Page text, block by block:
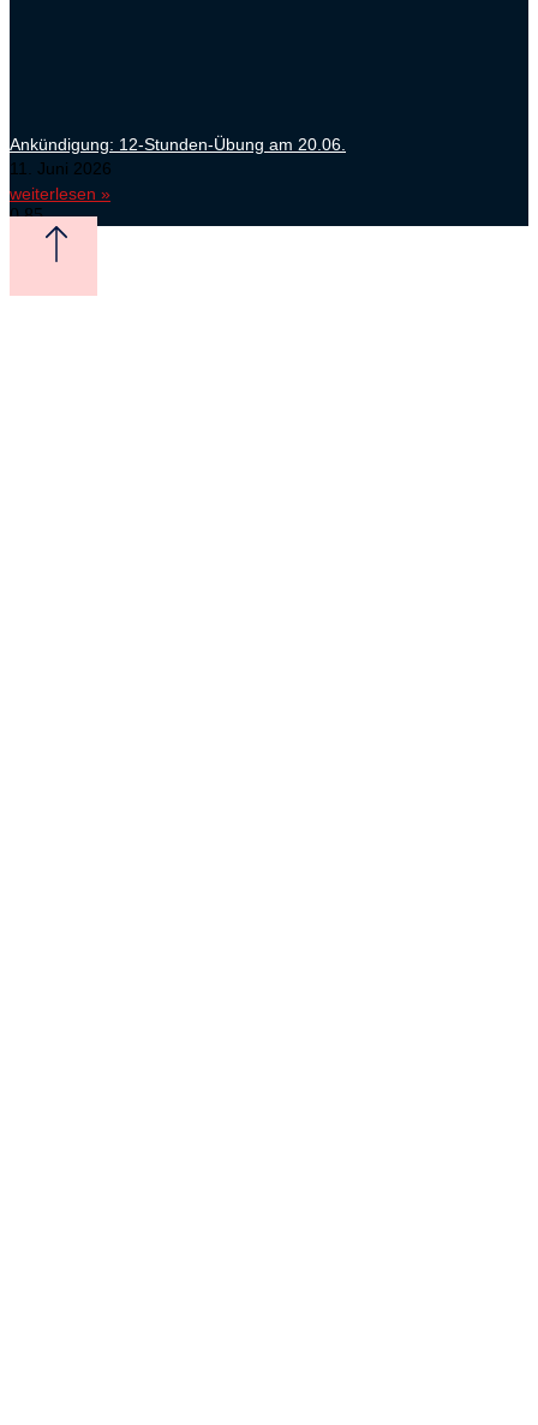
Ankündigung: 12-Stunden-Übung am 20.06.
11. Juni 2026
weiterlesen »